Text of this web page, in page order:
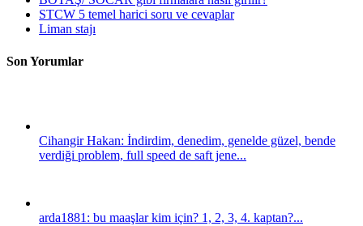
STCW 5 temel harici soru ve cevaplar
Liman stajı
Son Yorumlar
Cihangir Hakan: İndirdim, denedim, genelde güzel, bende
verdiği problem, full speed de saft jene...
arda1881: bu maaşlar kim için? 1, 2, 3, 4. kaptan?...